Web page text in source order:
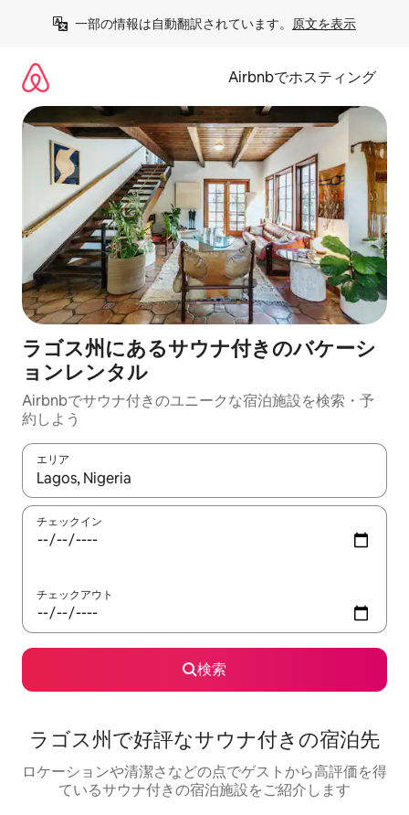
一部の情報は自動翻訳されています。 原文を表示
Airbnbでホスティング
ラゴス州にあるサウナ付きのバケーシ
ョンレンタル
Airbnbでサウナ付きのユニークな宿泊施設を検索・予
約しよう
エリア
検索結果が表示されたら、上下の矢印キーを使って移動するか
チェックイン
チェックアウト
検索
ラゴス州で好評なサウナ付きの宿泊先
ロケーションや清潔さなどの点でゲストから高評価を得
ているサウナ付きの宿泊施設をご紹介します